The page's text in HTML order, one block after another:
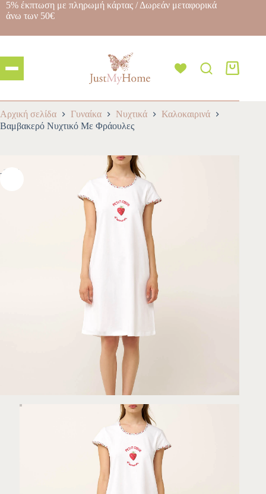
5% έκπτωση με πληρωμή κάρτας / Δωρεάν μεταφορικά
άνω των 50€
Αρχική σελίδα Γυναίκα Νυχτικά
Καλοκαιρινά
Βαμβακερό Νυχτικό Με Φράουλες
-10%